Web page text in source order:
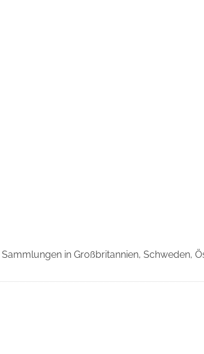
in Großbritannien, Schweden,